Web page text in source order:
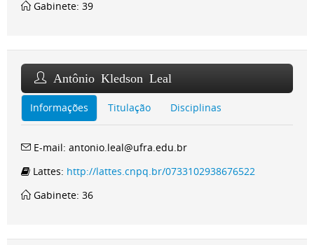
Gabinete: 39
Antônio Kledson Leal
Informações Titulação Disciplinas
E-mail: antonio.leal@ufra.edu.br
Lattes: http://lattes.cnpq.br/0733102938676522
Gabinete: 36